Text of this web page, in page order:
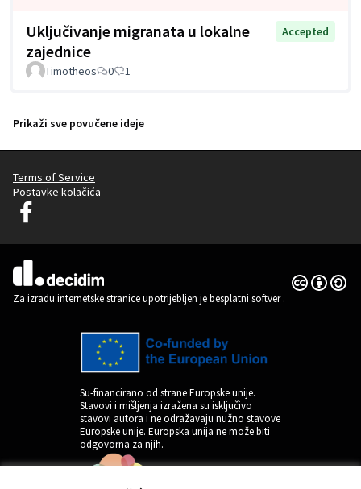
Uključivanje migranata u lokalne
zajednice
Accepted
Timotheos 0 1
Prikaži sve povučene ideje
Terms of Service
Postavke kolačića
Decidim Ljubljana na Facebooku
(Vanjska poveznica)
Za izradu internetske stranice upotrijebljen je besplatni softver.
Licencija
(Vanjska
Su-financirano od strane Europske unije.
Stavovi i mišljenja izražena su isključivo
stavovi autora i ne odražavaju nužno stavove
Europske unije. Europska unija ne može biti
odgovorna za njih.